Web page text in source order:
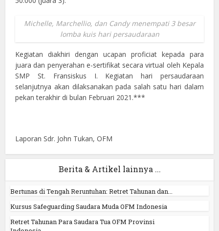
Michelle, Marchellio, dan Candy menempati 3 besar
lomba kuis hari persaudaraan
Kegiatan diakhiri dengan ucapan proficiat kepada para
juara dan penyerahan e-sertifikat secara virtual oleh Kepala
SMP St. Fransiskus I. Kegiatan hari persaudaraan
selanjutnya akan dilaksanakan pada salah satu hari dalam
pekan terakhir di bulan Februari 2021.***
Laporan Sdr. John Tukan, OFM
Berita & Artikel lainnya ...
Bertunas di Tengah Reruntuhan: Retret Tahunan dan...
Kursus Safeguarding Saudara Muda OFM Indonesia
Retret Tahunan Para Saudara Tua OFM Provinsi